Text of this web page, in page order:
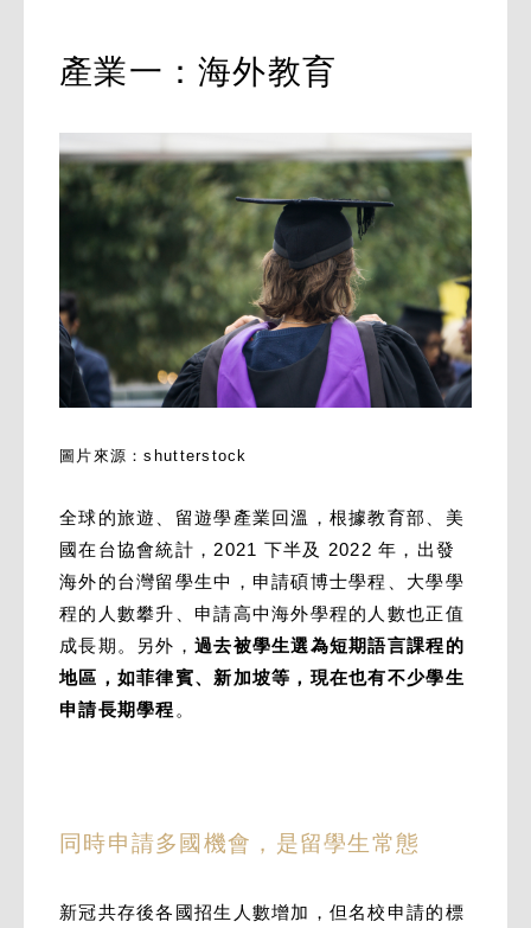
產業一：海外教育
圖片來源：shutterstock
全球的旅遊、留遊學產業回溫，根據教育部、美
國在台協會統計，2021 下半及 2022 年，出發
海外的台灣留學生中，申請碩博士學程、大學學
程的人數攀升、申請高中海外學程的人數也正值
成長期。另外， 過去被學生選為短期語言課程的
地區，如菲律賓、新加坡等，現在也有不少學生
申請長期學程 。
同時申請多國機會，是留學生常態
新冠共存後各國招生人數增加，但名校申請的標